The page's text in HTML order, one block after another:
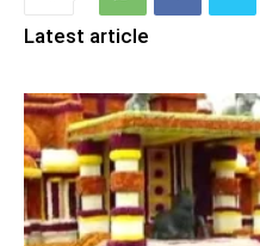
Latest article